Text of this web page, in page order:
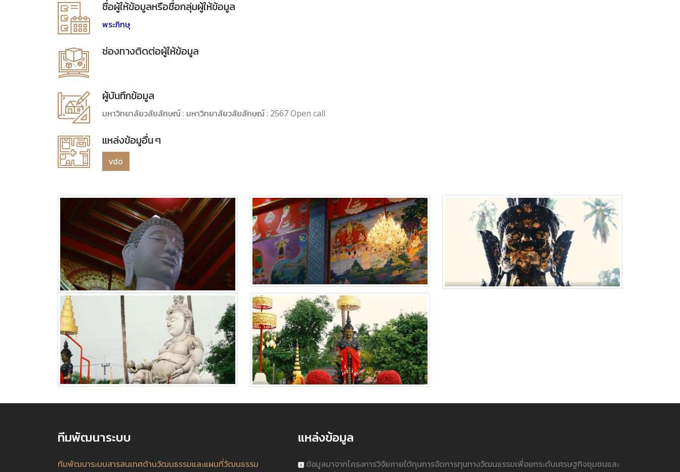
ชื่อผู้ให้ข้อมูลหรือชื่อกลุ่มผู้ให้ข้อมูล
พระภิกษุ
ช่องทางติดต่อผู้ให้ข้อมูล
ผู้บันทึกข้อมูล
มหาวิทยาลัยวลัยลักษณ์ : มหาวิทยาลัยวลัยลักษณ์ : 2567 Open call
แหล่งข้อมูอื่น ๆ
vdo
ทีมพัฒนาระบบ
ทีมพัฒนาระบบสารสนเทศด้านวัฒนธรรมและแผนที่วัฒนธรรม
แหล่งข้อมูล
ข้อมูลมาจากโครงการวิจัยภายใต้ทุนการจัดการทุนทางวัฒนธรรมเพื่อยกระดับเศรษฐกิจชุมชนและ